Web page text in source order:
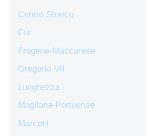
Centro Storico
Eur
Fregene-Maccarese
Gregorio VII
Lunghezza
Magliana-Portuense
Marconi